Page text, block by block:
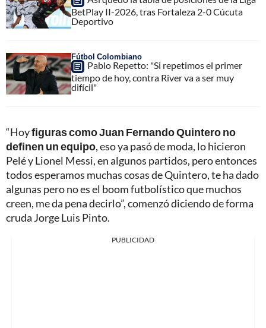
BetPlay II-2026, tras Fortaleza 2-0 Cúcuta
Deportivo
Fútbol Colombiano
Pablo Repetto: "Si repetimos el primer
tiempo de hoy, contra River va a ser muy
difícil"
“Hoyfiguras como Juan Fernando Quintero no
definen un equipo, eso ya pasó de moda, lo hicieron
Pelé y Lionel Messi, en algunos partidos, pero entonces
todos esperamos muchas cosas de Quintero, te ha dado
algunas pero no es el boom futbolístico que muchos
creen, me da pena decirlo”, comenzó diciendo de forma
cruda Jorge Luis Pinto.
PUBLICIDAD